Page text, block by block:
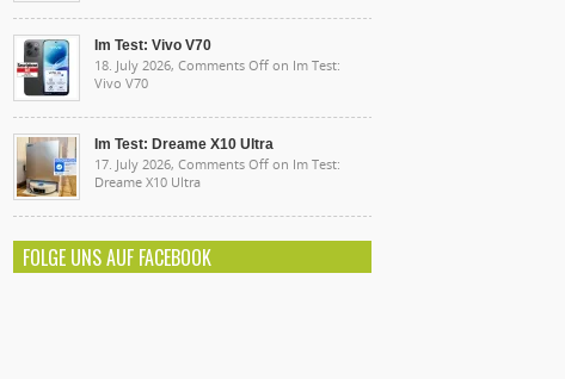
Im Test: Vivo V70
18. July 2026, Comments Off on Im Test:
Vivo V70
Im Test: Dreame X10 Ultra
17. July 2026, Comments Off on Im Test:
Dreame X10 Ultra
FOLGE UNS AUF FACEBOOK